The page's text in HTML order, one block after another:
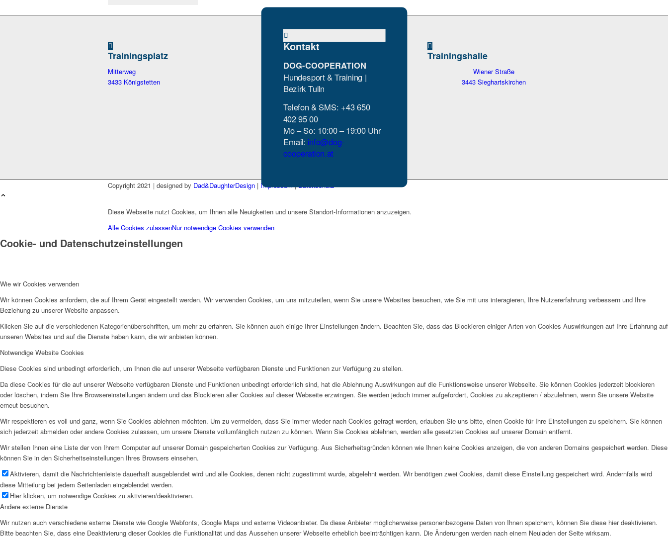
Trainingsplatz
Mitterweg
3433 Königstetten
Kontakt
DOG-COOPERATION
Hundesport & Training |
Bezirk Tulln
Telefon & SMS: +43 650
402 95 00
Mo – So: 10:00 – 19:00 Uhr
Email: info@dog-
cooperation.at
Trainingshalle
Wiener Straße
3443 Sieghartskirchen
Copyright 2021 | designed by Dad&DaughterDesign | Impressum|Datenschutz
Diese Webseite nutzt Cookies, um Ihnen alle Neuigkeiten und unsere Standort-Informationen anzuzeigen.
Alle Cookies zulassenNur notwendige Cookies verwenden
Cookie- und Datenschutzeinstellungen
Wie wir Cookies verwenden
Wir können Cookies anfordern, die auf Ihrem Gerät eingestellt werden. Wir verwenden Cookies, um uns mitzuteilen, wenn Sie unsere Websites besuchen, wie Sie mit uns interagieren, Ihre Nutzererfahrung verbessern und Ihre
Beziehung zu unserer Website anpassen.
Klicken Sie auf die verschiedenen Kategorienüberschriften, um mehr zu erfahren. Sie können auch einige Ihrer Einstellungen ändern. Beachten Sie, dass das Blockieren einiger Arten von Cookies Auswirkungen auf Ihre Erfahrung auf
unseren Websites und auf die Dienste haben kann, die wir anbieten können.
Notwendige Website Cookies
Diese Cookies sind unbedingt erforderlich, um Ihnen die auf unserer Webseite verfügbaren Dienste und Funktionen zur Verfügung zu stellen.
Da diese Cookies für die auf unserer Webseite verfügbaren Dienste und Funktionen unbedingt erforderlich sind, hat die Ablehnung Auswirkungen auf die Funktionsweise unserer Webseite. Sie können Cookies jederzeit blockieren
oder löschen, indem Sie Ihre Browsereinstellungen ändern und das Blockieren aller Cookies auf dieser Webseite erzwingen. Sie werden jedoch immer aufgefordert, Cookies zu akzeptieren / abzulehnen, wenn Sie unsere Website
erneut besuchen.
Wir respektieren es voll und ganz, wenn Sie Cookies ablehnen möchten. Um zu vermeiden, dass Sie immer wieder nach Cookies gefragt werden, erlauben Sie uns bitte, einen Cookie für Ihre Einstellungen zu speichern. Sie können
sich jederzeit abmelden oder andere Cookies zulassen, um unsere Dienste vollumfänglich nutzen zu können. Wenn Sie Cookies ablehnen, werden alle gesetzten Cookies auf unserer Domain entfernt.
Wir stellen Ihnen eine Liste der von Ihrem Computer auf unserer Domain gespeicherten Cookies zur Verfügung. Aus Sicherheitsgründen können wie Ihnen keine Cookies anzeigen, die von anderen Domains gespeichert werden. Diese
können Sie in den Sicherheitseinstellungen Ihres Browsers einsehen.
Aktivieren, damit die Nachrichtenleiste dauerhaft ausgeblendet wird und alle Cookies, denen nicht zugestimmt wurde, abgelehnt werden. Wir benötigen zwei Cookies, damit diese Einstellung gespeichert wird. Andernfalls wird
diese Mitteilung bei jedem Seitenladen eingeblendet werden.
Hier klicken, um notwendige Cookies zu aktivieren/deaktivieren.
Andere externe Dienste
Wir nutzen auch verschiedene externe Dienste wie Google Webfonts, Google Maps und externe Videoanbieter. Da diese Anbieter möglicherweise personenbezogene Daten von Ihnen speichern, können Sie diese hier deaktivieren.
Bitte beachten Sie, dass eine Deaktivierung dieser Cookies die Funktionalität und das Aussehen unserer Webseite erheblich beeinträchtigen kann. Die Änderungen werden nach einem Neuladen der Seite wirksam.